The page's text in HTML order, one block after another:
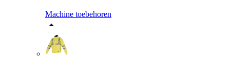
Machine toebehoren